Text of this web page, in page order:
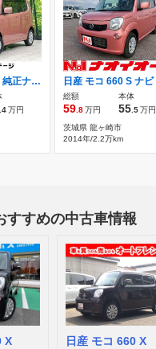
日産 モコ 660 X 純正ナビ 禁煙車 スマートキー ETC
.4万円
総額
59 .8万円
本体
55 .5万円
茨城県 龍ヶ崎市
2014年/2.2万km
すすめの中古車情報
X 日産 モコ 660 X